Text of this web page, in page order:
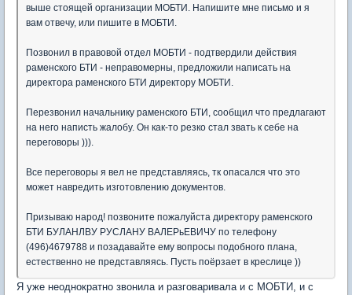
выше стоящей организации МОБТИ. Напишите мне письмо и я
вам отвечу, или пишите в МОБТИ.
Позвонил в правовой отдел МОБТИ - подтвердили действия
раменского БТИ - неправомерны, предложили написать на
директора раменского БТИ директору МОБТИ.
Перезвонил начальнику раменского БТИ, сообщил что предлагают
на него написть жалобу. Он как-то резко стал звать к себе на
переговоры ))).
Все переговоры я вел не представляясь, тк опасался что это
может навредить изготовлению документов.
Призываю народ! позвоните пожалуйста директору раменского
БТИ БУЛАНЛВУ РУСЛАНУ ВАЛЕРьЕВИЧУ по телефону
(496)4679788 и позадавайте ему вопросы подобного плана,
естественно не представляясь. Пусть поёрзает в креслице ))
Я уже неоднократно звонила и разговаривала и с МОБТИ, и с